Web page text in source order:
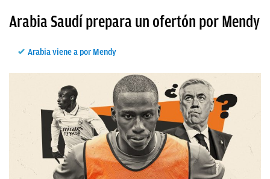
MADRID
BALONCESTO
DIRECTO
FEMENINO
PAPARAZZI
Arabia Saudí prepara un ofertón por Mendy
Arabia viene a por Mendy